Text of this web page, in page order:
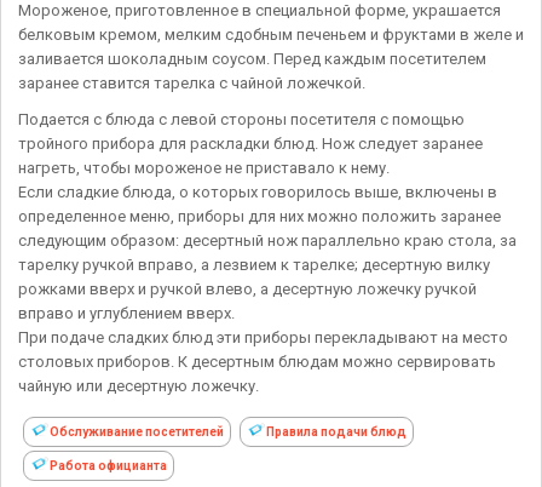
Мороженое, приготовленное в специальной форме, украшается
белковым кремом, мелким сдобным печеньем и фруктами в желе и
заливается шоколадным соусом. Перед каждым посетителем
заранее ставится тарелка с чайной ложечкой.
Подается с блюда с левой стороны посетителя с помощью
тройного прибора для раскладки блюд. Нож следует заранее
нагреть, чтобы мороженое не приставало к нему.
Если сладкие блюда, о которых говорилось выше, включены в
определенное меню, приборы для них можно положить заранее
следующим образом: десертный нож параллельно краю стола, за
тарелку ручкой вправо, а лезвием к тарелке; десертную вилку
рожками вверх и ручкой влево, а десертную ложечку ручкой
вправо и углублением вверх.
При подаче сладких блюд эти приборы перекладывают на место
столовых приборов. К десертным блюдам можно сервировать
чайную или десертную ложечку.
Обслуживание посетителей Правила подачи блюд
Работа официанта